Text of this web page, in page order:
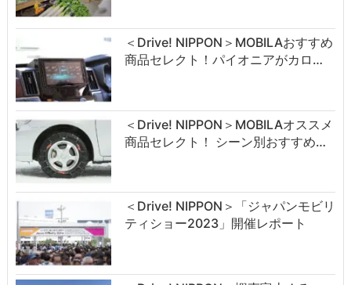
＜Drive! NIPPON＞MOBILAおすすめ
商品セレクト！パイオニアがカロ…
＜Drive! NIPPON＞MOBILAオススメ
商品セレクト！ シーン別おすすめ…
＜Drive! NIPPON＞「ジャパンモビリ
ティショー2023」開催レポート